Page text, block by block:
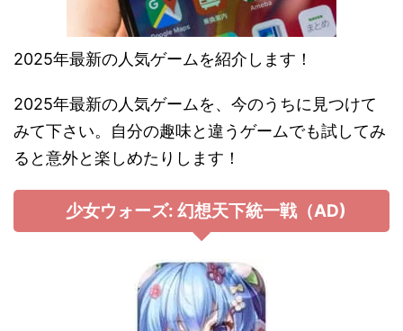
2025年最新の人気ゲームを紹介します！
2025年最新の人気ゲームを、今のうちに見つけて
みて下さい。自分の趣味と違うゲームでも試してみ
ると意外と楽しめたりします！
少女ウォーズ: 幻想天下統一戦（AD)